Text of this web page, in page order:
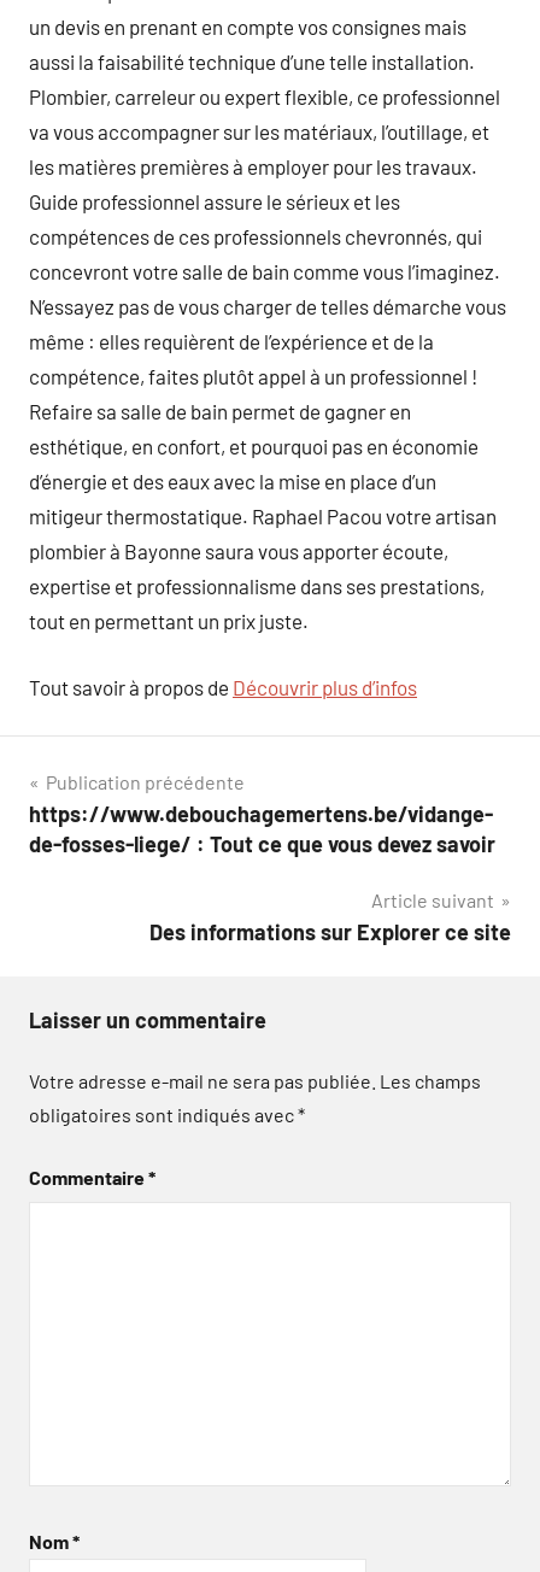
un devis en prenant en compte vos consignes mais
aussi la faisabilité technique d’une telle installation.
Plombier, carreleur ou expert flexible, ce professionnel
va vous accompagner sur les matériaux, l’outillage, et
les matières premières à employer pour les travaux.
Guide professionnel assure le sérieux et les
compétences de ces professionnels chevronnés, qui
concevront votre salle de bain comme vous l’imaginez.
N’essayez pas de vous charger de telles démarche vous
même : elles requièrent de l’expérience et de la
compétence, faites plutôt appel à un professionnel !
Refaire sa salle de bain permet de gagner en
esthétique, en confort, et pourquoi pas en économie
d’énergie et des eaux avec la mise en place d’un
mitigeur thermostatique. Raphael Pacou votre artisan
plombier à Bayonne saura vous apporter écoute,
expertise et professionnalisme dans ses prestations,
tout en permettant un prix juste.
Tout savoir à propos de Découvrir plus d’infos
Navigation
de
Publication précédente
https://www.debouchagemertens.be/vidange-
de-fosses-liege/ : Tout ce que vous devez savoir
Article suivant
Des informations sur Explorer ce site
Laisser un commentaire
Votre adresse e-mail ne sera pas publiée. Les champs
obligatoires sont indiqués avec*
Commentaire*
Nom*